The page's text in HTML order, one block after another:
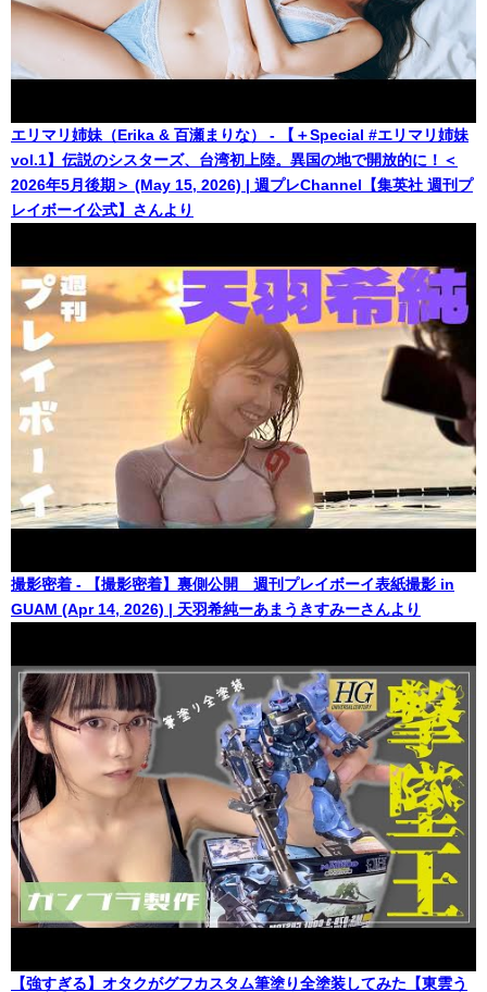
エリマリ姉妹（Erika & 百瀬まりな） - 【＋Special #エリマリ姉妹
vol.1】伝説のシスターズ、台湾初上陸。異国の地で開放的に！＜
2026年5月後期＞ (May 15, 2026) | 週プレChannel【集英社 週刊プ
レイボーイ公式】さんより
撮影密着 - 【撮影密着】裏側公開 週刊プレイボーイ表紙撮影 in
GUAM (Apr 14, 2026) | 天羽希純ーあまうきすみーさんより
【強すぎる】オタクがグフカスタム筆塗り全塗装してみた【東雲う